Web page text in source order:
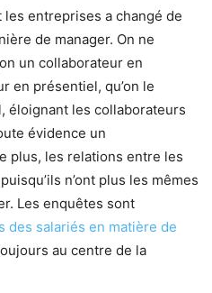
entreprises a changé de
de manager. On ne
un collaborateur en
en présentiel, qu’on le
éloignant les collaborateurs
évidence un
plus, les relations entre les
n’ont plus les mêmes
Les enquêtes sont
des salariés en matière de
au centre de la